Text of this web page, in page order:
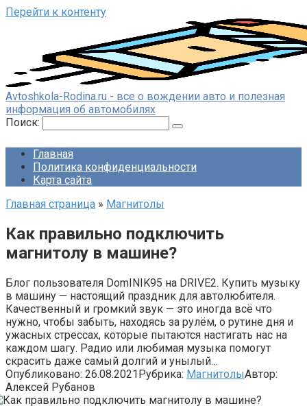
Перейти к контенту
Avtoshkola-Rodina.ru - все о вождении авто и полезная
информация об автомобилях
Поиск:
Главная
Политика конфиденциальности
Карта сайта
Главная страница » Магнитолы
Как правильно подключить
магнитолу в машине?
Блог пользователя DomINIK95 на DRIVE2. Купить музыку
в машину — настоящий праздник для автолюбителя.
Качественный и громкий звук — это иногда всё что
нужно, чтобы забыть, находясь за рулём, о рутине дня и
ужасных стрессах, которые пытаются настигать нас на
каждом шагу. Радио или любимая музыка помогут
скрасить даже самый долгий и унылый…
Опубликовано: 26.08.2021Рубрика: МагнитолыАвтор:
Алексей Рубанов